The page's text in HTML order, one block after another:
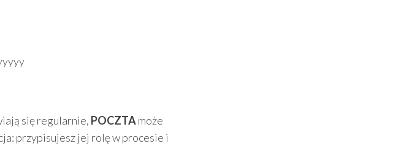
się regularnie, POCZTAmoże
przypisujesz jej rolę w procesie i